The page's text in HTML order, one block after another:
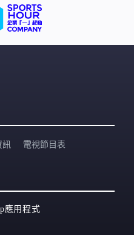
訊 電視節目表
應用程式